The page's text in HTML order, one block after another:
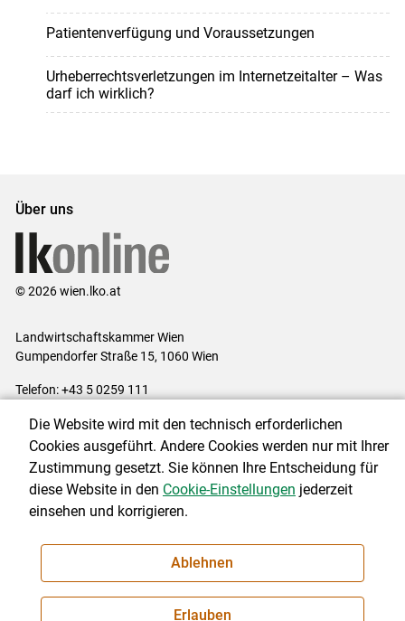
Patientenverfügung und Voraussetzungen
Urheberrechtsverletzungen im Internetzeitalter – Was
darf ich wirklich?
Über uns
© 2026 wien.lko.at
Landwirtschaftskammer Wien
Gumpendorfer Straße 15, 1060 Wien
Telefon: +43 5 0259 111
Impressum|Kontakt|Datenschutzerklärung|Barrierefreiheit|
Cookie-Einstellungen
NEWSLETTER
Die Website wird mit den technisch erforderlichen
Cookies ausgeführt. Andere Cookies werden nur mit Ihrer
Zustimmung gesetzt. Sie können Ihre Entscheidung für
diese Website in den Cookie-Einstellungen jederzeit
einsehen und korrigieren.
Ablehnen
Erlauben